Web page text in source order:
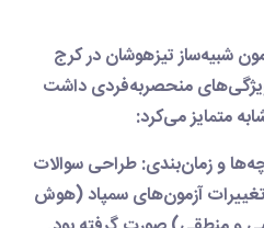
تیزهوشان در کرج
منحصربه‌فردی داشت
می‌کرد:
و زمان‌بندی:طراحی سوالات
آزمون‌های سمپاد (هوش